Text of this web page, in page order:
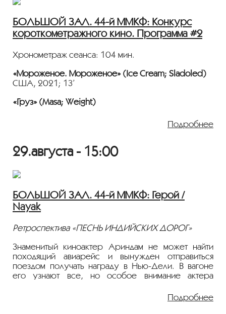
2021, 176 мин., Боевик, Исторический, Драма,
Китай, Гонконг, 18+
Режиссеры: Чень Кайгэ, Данте Лам, Цуй Харк
В ролях: У Цзин, Джексон И, Дуань Ихун, Чжу
русскими субтитрами.
БОЛЬШОЙ ЗАЛ. 44-й ММКФ: Конкурс
короткометражного кино. Программа #2
Хронометраж сеанса: 104 мин.
«Мороженое. Мороженое» (Ice Cream; Sladoled)
США, 2021; 13’
«Груз» (Masa; Weight)
«Просто наедине» (Alone Together; Sami Zajedno)
Сербия, 2021; 21’
Мексика – Германия, 2022; 19’
«Кусачие пески»
Эстония – Россия, 2022; 11’
Фильмы демонстрируются на языке оригинала с
субтитрами.
Подробнее
29.августа - 15:00
БОЛЬШОЙ ЗАЛ. 44-й ММКФ: Герой /
Nayak
Ретроспектива «ПЕСНЬ ИНДИЙСКИХ ДОРОГ»
Знаменитый киноактер Ариндам не может найти
походящий авиарейс и вынужден отправиться
поездом получать награду в Нью-Дели. В вагоне
его узнают все, но особое внимание актера
женского журнала. Она задает Ариндаму простые
вопросы, заставляя его пересмотреть всю свою
Подробнее